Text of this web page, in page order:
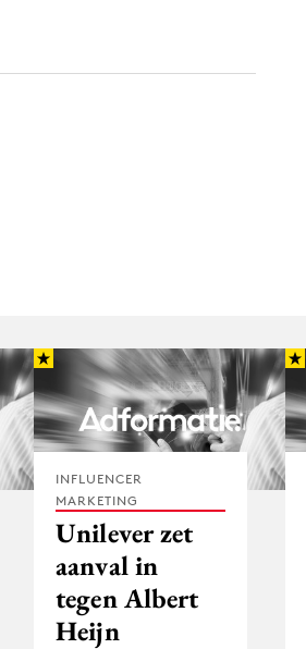
INFLUENCER
MARKETING
Unilever zet
aanval in
tegen Albert
Heijn